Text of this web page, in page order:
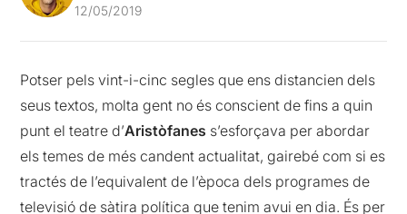
12/05/2019
Potser pels vint-i-cinc segles que ens distancien dels
seus textos, molta gent no és conscient de fins a quin
punt el teatre d’Aristòfanes s’esforçava per abordar
els temes de més candent actualitat, gairebé com si es
tractés de l’equivalent de l’època dels programes de
televisió de sàtira política que tenim avui en dia. És per